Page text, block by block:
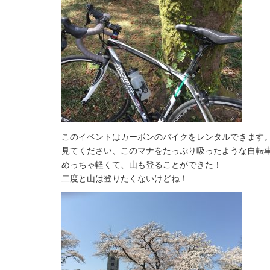
このイベントはカーボンのバイクをレンタルできます
見てください、このマナをたっぷり吸ったような自転車
めっちゃ軽くて、山も登ることができた！
二度と山は登りたくないけどね！